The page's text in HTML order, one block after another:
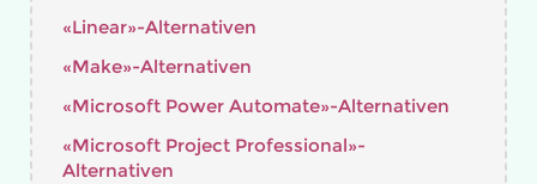
«Linear»-Alternativen
«Make»-Alternativen
«Microsoft Power Automate»-Alternativen
«Microsoft Project Professional»-
Alternativen